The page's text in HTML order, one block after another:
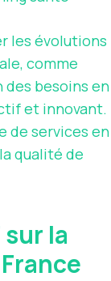
les évolutions
comme
des besoins en
et innovant.
de services en
qualité de
sur la